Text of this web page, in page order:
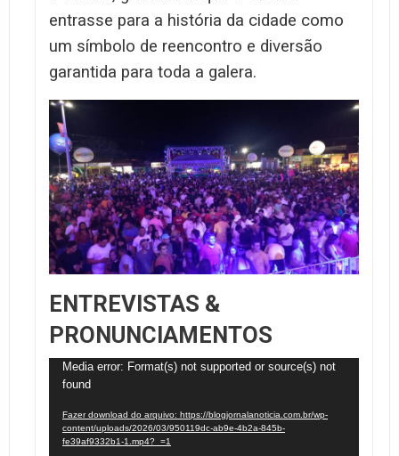
entrasse para a história da cidade como
um símbolo de reencontro e diversão
garantida para toda a galera.
ENTREVISTAS &
PRONUNCIAMENTOS
Tocador
de
vídeo
Media error: Format(s) not supported or source(s) not
found
Fazer download do arquivo: https://blogjornalanoticia.com.br/wp-
content/uploads/2026/03/950119dc-ab9e-4b2a-845b-
fe39af9332b1-1.mp4?_=1